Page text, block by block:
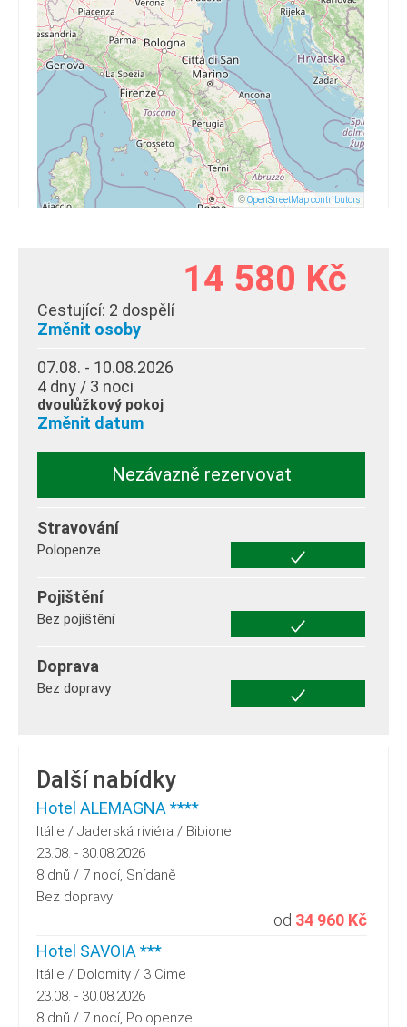
©OpenStreetMap contributors
14 580 Kč
Cestující: 2 dospělí
Změnit osoby
07.08. - 10.08.2026
4 dny / 3 noci
dvoulůžkový pokoj
Změnit datum
Nezávazně rezervovat
Stravování
Polopenze
Pojištění
Bez pojištění
Doprava
Bez dopravy
Další nabídky
Hotel ALEMAGNA ****
Itálie / Jaderská riviéra / Bibione
23.08. - 30.08.2026
8 dnů / 7 nocí, Snídaně
Bez dopravy
od 34 960 Kč
Hotel SAVOIA ***
Itálie / Dolomity / 3 Cime
23.08. - 30.08.2026
8 dnů / 7 nocí, Polopenze